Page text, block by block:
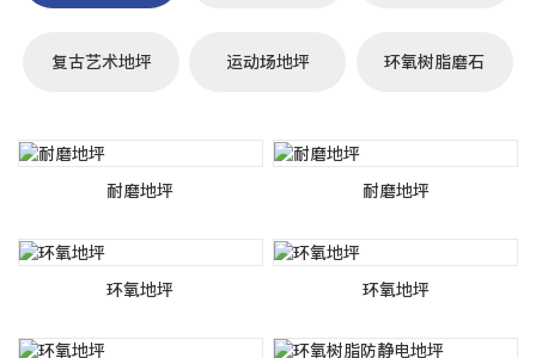
复古艺术地坪 运动场地坪 环氧树脂磨石
耐磨地坪 耐磨地坪
环氧地坪 环氧地坪